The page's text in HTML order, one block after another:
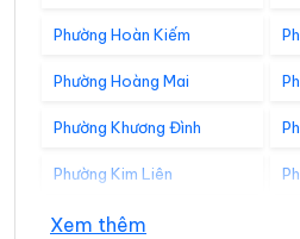
Phường Hoàn Kiếm
Phường Hoàng Mai
Phường Khương Đình
Phường Kim Liên
Phường Lĩnh Nam
Xem thêm